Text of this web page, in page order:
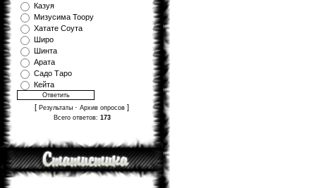
Казуя
Мизуcима Тоору
Хатате Соута
Широ
Шинта
Арата
Садо Таро
Кейта
[ Результаты · Архив опросов ]
Всего ответов: 173